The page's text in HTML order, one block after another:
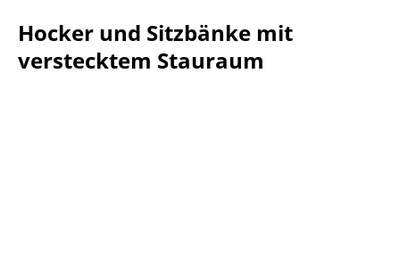
Hocker und Sitzbänke mit
verstecktem Stauraum